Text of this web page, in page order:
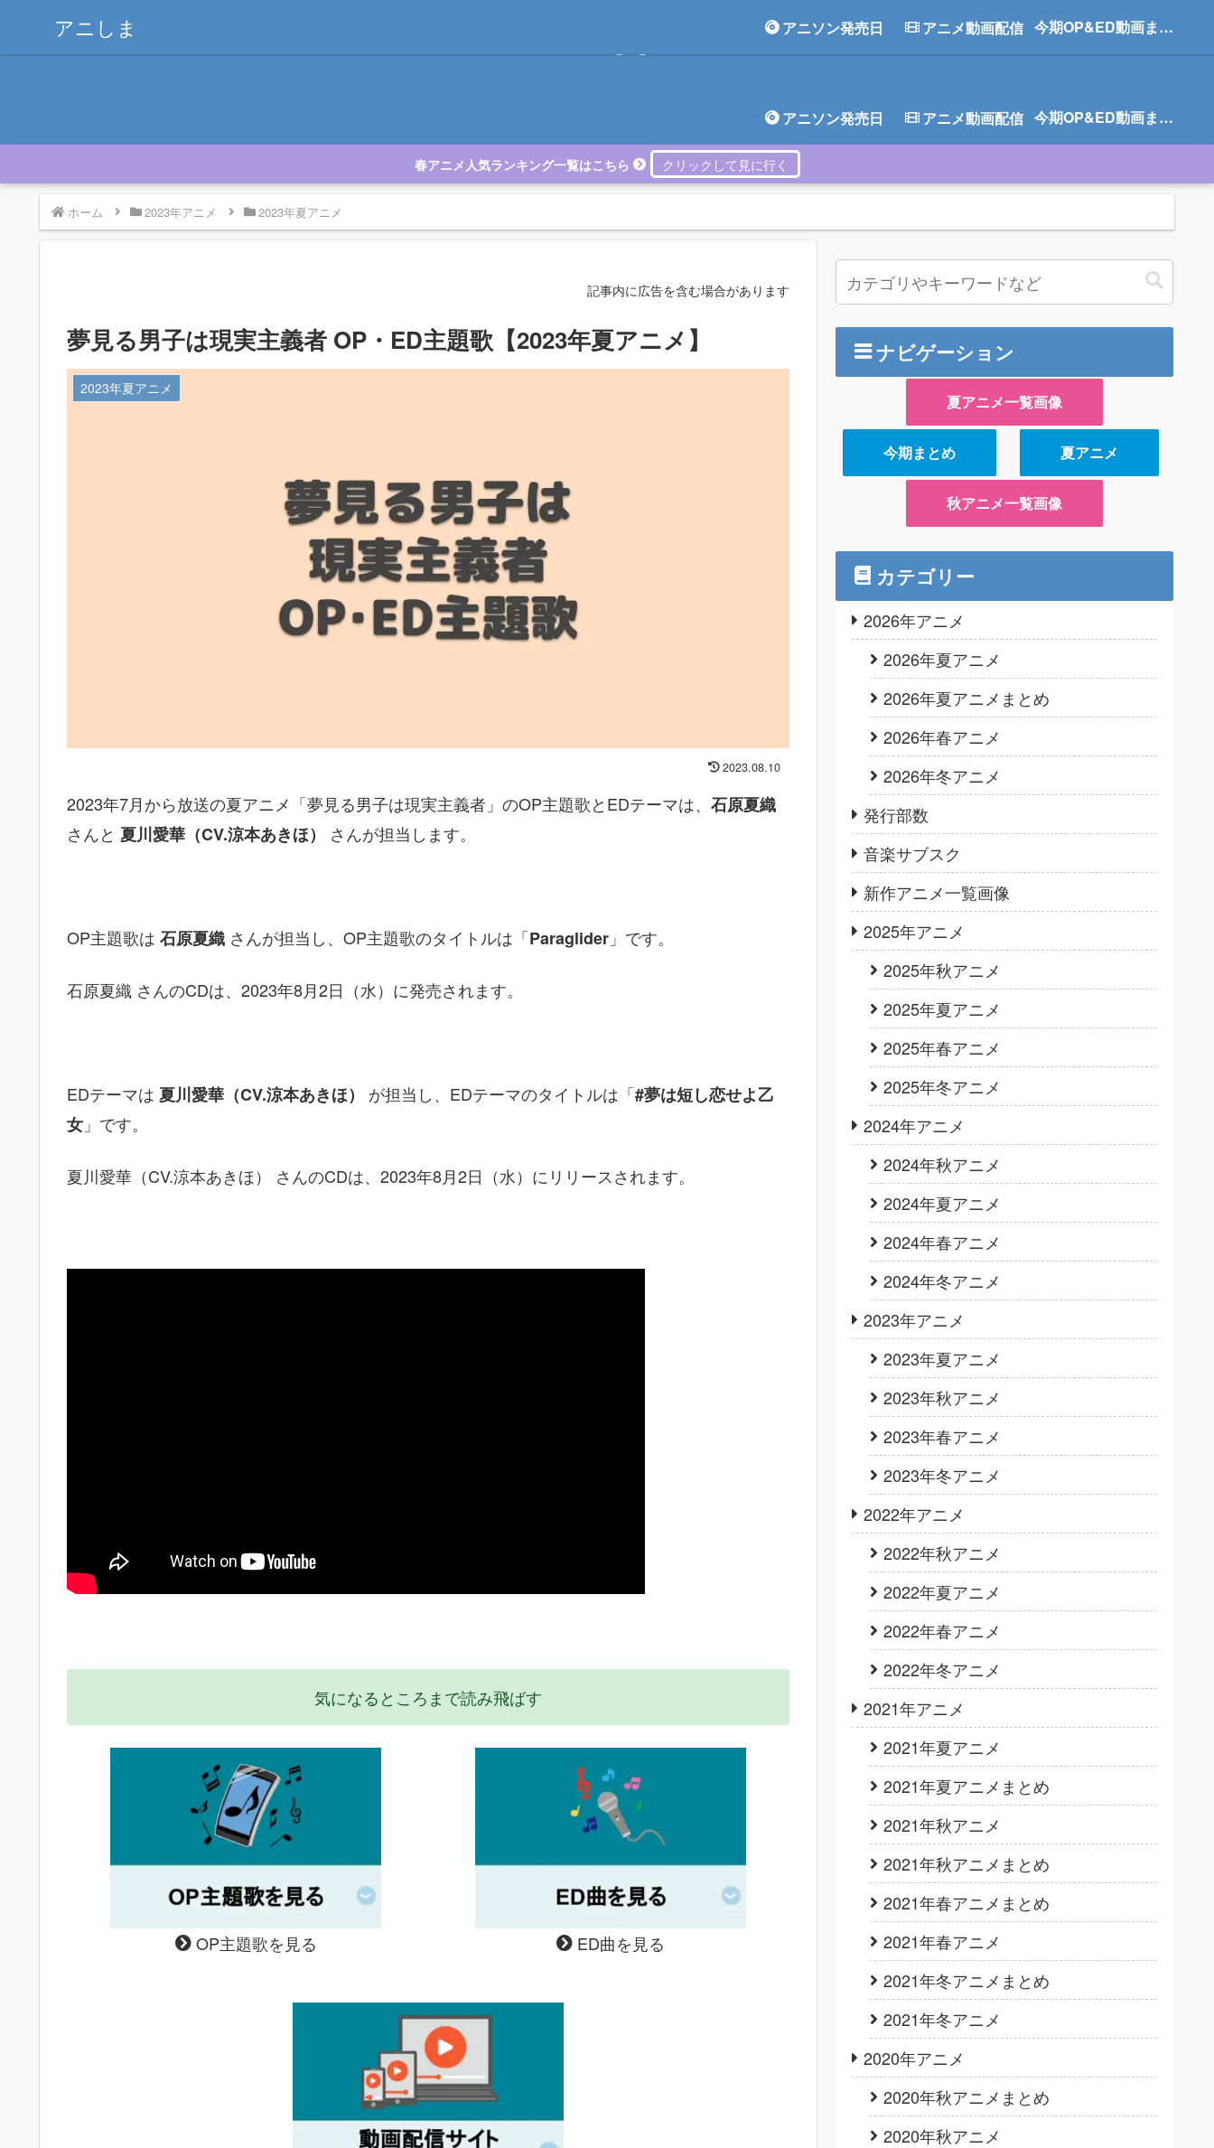
アニソン発売日 アニメ動画配信 今期OP&ED動画まとめ
アニしま アニソン発売日 アニメ動画配信 今期OP&ED動画まとめ
春アニメ人気ランキング一覧はこちら
ホーム 2023年アニメ 2023年夏アニメ
記事内に広告を含む場合があります
夢見る男子は現実主義者 OP・ED主題歌【2023年夏アニメ】
2023年夏アニメ
2023.08.10
2023年7月から放送の夏アニメ「夢見る男子は現実主義者」のOP主題歌とEDテーマは、 石原夏織
さんと 夏川愛華（CV.涼本あきほ） さんが担当します。
OP主題歌は 石原夏織 さんが担当し、OP主題歌のタイトルは「Paraglider 」です。
石原夏織 さんのCDは、2023年8月2日（水）に発売されます。
EDテーマは 夏川愛華（CV.涼本あきほ） が担当し、EDテーマのタイトルは「#夢は短し恋せよ乙
女 」です。
夏川愛華（CV.涼本あきほ） さんのCDは、2023年8月2日（水）にリリースされます。
気になるところまで読み飛ばす
OP主題歌を見る ED曲を見る
ナビゲーション
夏アニメ一覧画像
今期まとめ 夏アニメ
秋アニメ一覧画像
カテゴリー
2026年アニメ
2026年夏アニメ
2026年夏アニメまとめ
2026年春アニメ
2026年冬アニメ
発行部数
音楽サブスク
新作アニメ一覧画像
2025年アニメ
2025年秋アニメ
2025年夏アニメ
2025年春アニメ
2025年冬アニメ
2024年アニメ
2024年秋アニメ
2024年夏アニメ
2024年春アニメ
2024年冬アニメ
2023年アニメ
2023年夏アニメ
2023年秋アニメ
2023年春アニメ
2023年冬アニメ
2022年アニメ
2022年秋アニメ
2022年夏アニメ
2022年春アニメ
2022年冬アニメ
2021年アニメ
2021年夏アニメ
2021年夏アニメまとめ
2021年秋アニメ
2021年秋アニメまとめ
2021年春アニメまとめ
2021年春アニメ
2021年冬アニメまとめ
2021年冬アニメ
2020年アニメ
2020年秋アニメまとめ
2020年秋アニメ